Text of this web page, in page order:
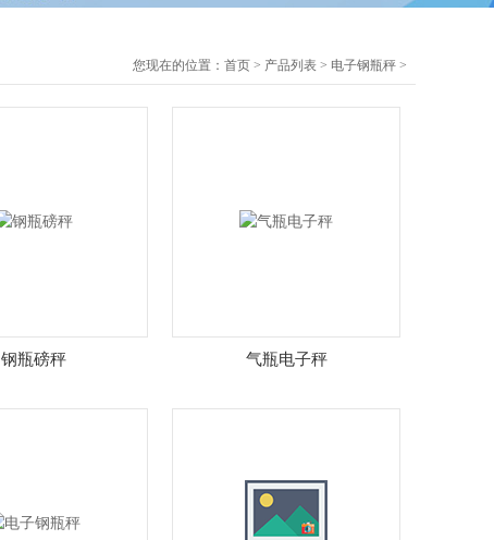
您现在的位置： 首页 > 产品列表 > 电子钢瓶秤 >
钢瓶磅秤 气瓶电子秤